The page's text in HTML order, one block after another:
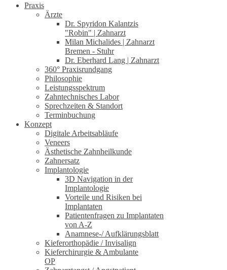
Praxis
Ärzte
Dr. Spyridon Kalantzis
"Robin" | Zahnarzt
Milan Michalides | Zahnarzt
Bremen - Stuhr
Dr. Eberhard Lang | Zahnarzt
360° Praxisrundgang
Philosophie
Leistungsspektrum
Zahntechnisches Labor
Sprechzeiten & Standort
Terminbuchung
Konzept
Digitale Arbeitsabläufe
Veneers
Ästhetische Zahnheilkunde
Zahnersatz
Implantologie
3D Navigation in der
Implantologie
Vorteile und Risiken bei
Implantaten
Patientenfragen zu Implantaten
von A-Z
Anamnese-/ Aufklärungsblatt
Kieferorthopädie / Invisalign
Kieferchirurgie & Ambulante
OP